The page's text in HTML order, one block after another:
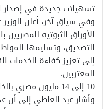
تسهيلات جديدة في إصدار
وفي سياق آخر، أعلن
الأوراق الثبوتية
التصديق، وتسليمها
إلى تعزيز كفاءة الخدمات
للمغتربين.
10 إلى 14 مليون مصري بالخارج.. قوة تنموية داعمة